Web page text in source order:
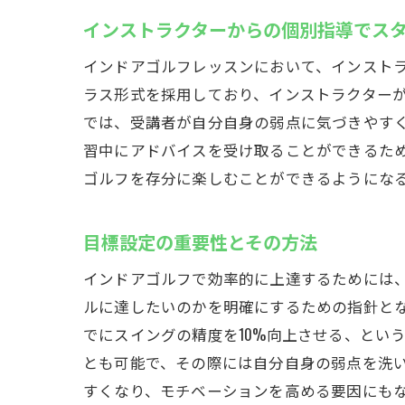
インストラクターからの個別指導でス
インドアゴルフレッスンにおいて、インス
ラス形式を採用しており、インストラクタ
では、受講者が自分自身の弱点に気づきや
習中にアドバイスを受け取ることができる
ゴルフを存分に楽しむことができるようにな
目標設定の重要性とその方法
インドアゴルフで効率的に上達するために
ルに達したいのかを明確にするための指針と
でにスイングの精度を10%向上させる、とい
とも可能で、その際には自分自身の弱点を
すくなり、モチベーションを高める要因にも